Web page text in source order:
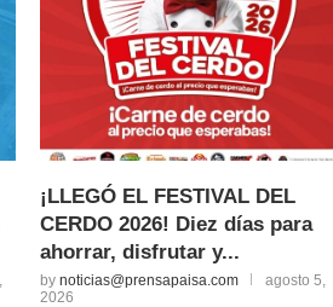
¡LLEGÓ EL FESTIVAL DEL
CERDO 2026! Diez días para
ahorrar, disfrutar y...
bynoticias@prensapaisa.com
agosto 5,
2026